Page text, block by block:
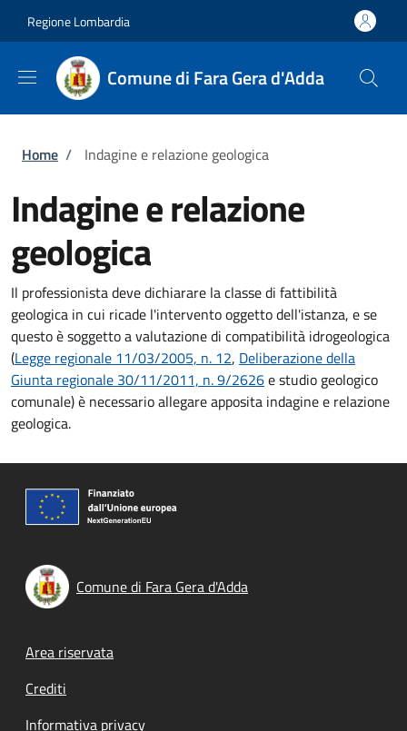
Regione Lombardia
Comune di Fara Gera d'Adda
Briciole di pane
Home / Indagine e relazione geologica
Indagine e relazione
geologica
Il professionista deve dichiarare la classe di fattibilità
geologica in cui ricade l'intervento oggetto dell'istanza, e se
questo è soggetto a valutazione di compatibilità idrogeologica
(Legge regionale 11/03/2005, n. 12, Deliberazione della
Giunta regionale 30/11/2011, n. 9/2626e studio geologico
comunale) è necessario allegare apposita indagine e relazione
geologica.
Comune di Fara Gera d'Adda
Footer menu
Area riservata
Crediti
Informativa privacy